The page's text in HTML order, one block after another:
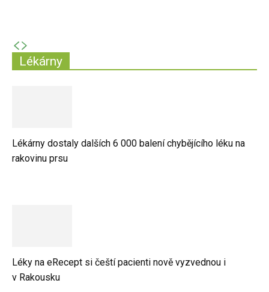
Lékárny
Lékárny dostaly dalších 6 000 balení chybějícího léku na
rakovinu prsu
Léky na eRecept si čeští pacienti nově vyzvednou i
v Rakousku